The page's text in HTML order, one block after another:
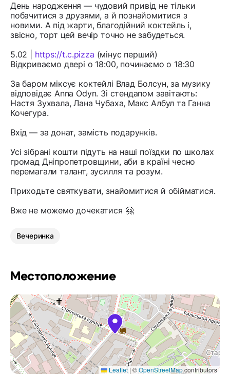
День народження — чудовий привід не тільки
побачитися з друзями, а й познайомитися з
новими. А під жарти, благодійний коктейль і,
звісно, торт цей вечір точно не забудеться.
5.02 | https://t.c.pizza (мінус перший)
Відкриваємо двері о 18:00, починаємо о 18:30
За баром міксує коктейлі Влад Болсун, за музику
відповідає Anna Odyn. Зі стендапом завітають:
Настя Зухвала, Лана Чубаха, Макс Албул та Ганна
Кочегура.
Вхід — за донат, замість подарунків.
Усі зібрані кошти підуть на наші поїздки по школах
громад Дніпропетровщини, аби в країні чесно
перемагали талант, зусилля та розум.
Приходьте святкувати, знайомитися й обійматися.
Вже не можемо дочекатися 🤗
Вечеринка
Местоположение
Leaflet | ©OpenStreetMapcontributors